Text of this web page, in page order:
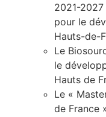
2021-
pour le
Hauts-de-
Le
le
Hauts de
Le «
de France